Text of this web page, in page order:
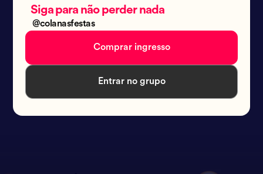
Siga para não perder nada
@colanasfestas
Comprar ingresso
Entrar no grupo